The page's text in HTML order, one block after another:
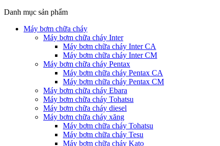
Danh mục sản phẩm
Máy bơm chữa cháy
Máy bơm chữa cháy Inter
Máy bơm chữa cháy Inter CA
Máy bơm chữa cháy Inter CM
Máy bơm chữa cháy Pentax
Máy bơm chữa cháy Pentax CA
Máy bơm chữa cháy Pentax CM
Máy bơm chữa cháy Ebara
Máy bơm chữa cháy Tohatsu
Máy bơm chữa cháy diesel
Máy bơm chữa cháy xăng
Máy bơm chữa cháy Tohatsu
Máy bơm chữa cháy Tesu
Máy bơm chữa cháy Kato